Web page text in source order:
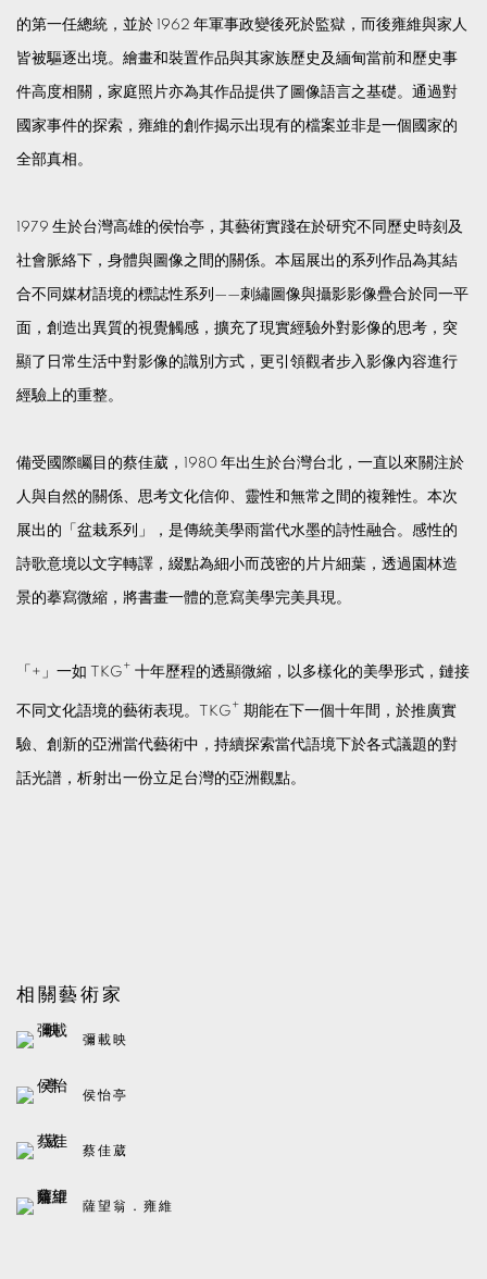
的第一任總統，並於 1962 年軍事政變後死於監獄，而後雍維與家人
皆被驅逐出境。繪畫和裝置作品與其家族歷史及緬甸當前和歷史事
件高度相關，家庭照片亦為其作品提供了圖像語言之基礎。通過對
國家事件的探索，雍維的創作揭示出現有的檔案並非是一個國家的
全部真相。
1979 生於台灣高雄的侯怡亭，其藝術實踐在於研究不同歷史時刻及
社會脈絡下，身體與圖像之間的關係。本屆展出的系列作品為其結
合不同媒材語境的標誌性系列——刺繡圖像與攝影影像疊合於同一平
面，創造出異質的視覺觸感，擴充了現實經驗外對影像的思考，突
顯了日常生活中對影像的識別方式，更引領觀者步入影像內容進行
經驗上的重整。
備受國際矚目的蔡佳葳，1980 年出生於台灣台北，一直以來關注於
人與自然的關係、思考文化信仰、靈性和無常之間的複雜性。本次
展出的「盆栽系列」，是傳統美學雨當代水墨的詩性融合。感性的
詩歌意境以文字轉譯，綴點為細小而茂密的片片細葉，透過園林造
景的摹寫微縮，將書畫一體的意寫美學完美具現。
「+」一如 TKG+ 十年歷程的透顯微縮，以多樣化的美學形式，鏈接
不同文化語境的藝術表現。TKG+ 期能在下一個十年間，於推廣實
驗、創新的亞洲當代藝術中，持續探索當代語境下於各式議題的對
話光譜，析射出一份立足台灣的亞洲觀點。
相關藝術家
彌載映
侯怡亭
蔡佳葳
薩望翁．雍維